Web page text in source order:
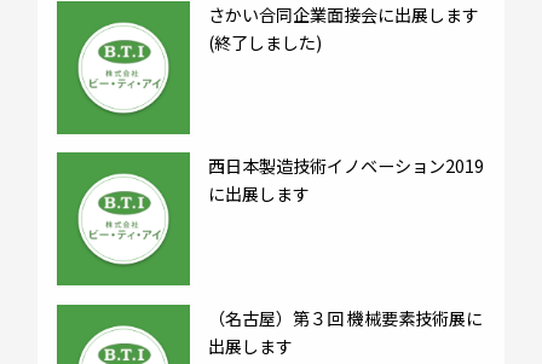
さかい合同企業面接会に出展します
(終了しました)
西日本製造技術イノベーション2019
に出展します
（名古屋）第３回 機械要素技術展に
出展します